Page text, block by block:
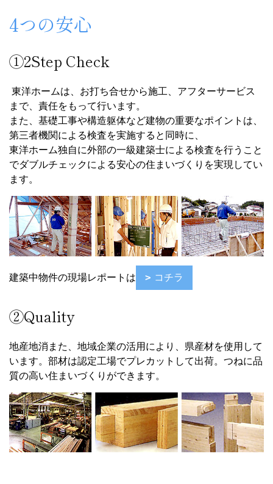
4つの安心
①2Step Check
東洋ホームは、お打ち合せから施工、アフターサービス
まで、責任をもって行います。
また、基礎工事や構造躯体など建物の重要なポイントは、
第三者機関による検査を実施すると同時に、
東洋ホーム独自に外部の一級建築士による検査を行うこと
でダブルチェックによる安心の住まいづくりを実現してい
ます。
建築中物件の現場レポートは コチラ
②Quality
地産地消また、地域企業の活用により、県産材を使用して
います。部材は認定工場でプレカットして出荷。つねに品
質の高い住まいづくりができます。